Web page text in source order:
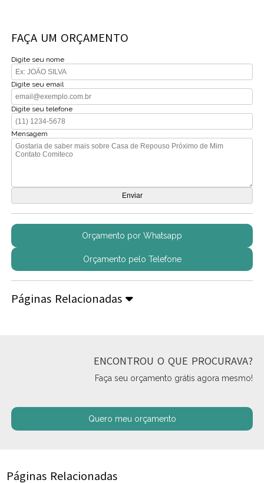
FAÇA UM ORÇAMENTO
Digite seu nome
Digite seu email
Digite seu telefone
Mensagem
Orçamento por Whatsapp
Orçamento pelo Telefone
Páginas Relacionadas
ENCONTROU O QUE PROCURAVA?
Faça seu orçamento grátis agora mesmo!
Quero meu orçamento
Páginas Relacionadas